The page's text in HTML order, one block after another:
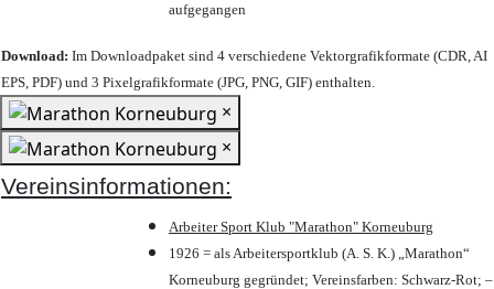
aufgegangen
Download: Im Downloadpaket sind 4 verschiedene Vektorgrafikformate (CDR, AI
EPS, PDF) und 3 Pixelgrafikformate (JPG, PNG, GIF) enthalten.
×
×
Vereinsinformationen:
Arbeiter Sport Klub "Marathon" Korneuburg
1926 = als Arbeitersportklub (A. S. K.) „Marathon“
Korneuburg gegründet; Vereinsfarben: Schwarz-Rot; –